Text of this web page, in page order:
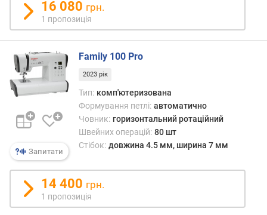
(
ш
т
)
м
с
и
а
л
н
16 080 грн.
1 пропозиція
Запитати
Family 100 Pro
2023 рік
Тип: комп'ютеризована
Формування петлі: автоматично
Човник: горизонтальний ротаційний
Швейних операцій: 80 шт
Стібок: довжина 4.5 мм, ширина 7 мм
14 400 грн.
1 пропозиція